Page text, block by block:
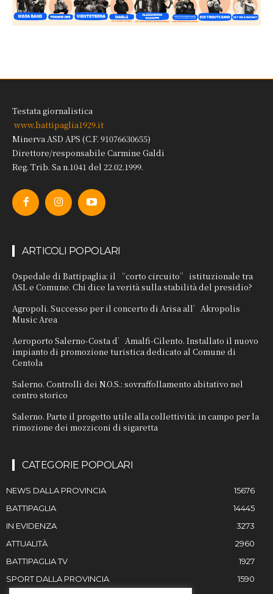
Testata giornalistica
www.battipaglia1929.it
Minerva ASD APS (C.F. 91076630655)
Direttore/responsabile Carmine Galdi
Reg. Trib. Sa n.1041 del 22.02.1999.
ARTICOLI POPOLARI
Ospedale di Battipaglia: il “corto circuito” istituzionale tra
ASL e Comune. Chi dice la verità sulla stabilità del presidio?
Agropoli. Successo per il concerto di Arisa all’Akropolis
Music Area
Aeroporto Salerno-Costa d’Amalfi-Cilento. Installato il nuovo
impianto di promozione turistica dedicato al Comune di
Centola
Salerno. Controlli dei N.O.S.: sovraffollamento abitativo nel
centro storico
Salerno. Parte il progetto utile alla collettività: in campo per la
rimozione dei mozziconi di sigaretta
CATEGORIE POPOLARI
NEWS DALLA PROVINCIA
15676
BATTIPAGLIA
14445
IN EVIDENZA
3273
ATTUALITÀ
2960
BATTIPAGLIA TV
1927
SPORT DALLA PROVINCIA
1590